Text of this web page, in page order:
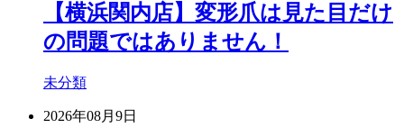
【横浜関内店】変形爪は見た目だけ
の問題ではありません！
未分類
2026年08月9日